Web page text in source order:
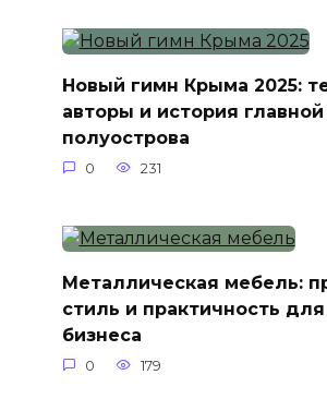
Новый гимн Крыма 2025:
авторы и история
полуострова
0 231
Металлическая мебель:
стиль и практичность
бизнеса
0 179